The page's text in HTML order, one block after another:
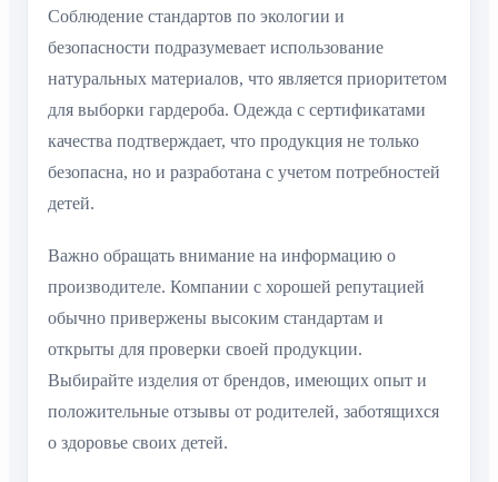
Соблюдение стандартов по экологии и
безопасности подразумевает использование
натуральных материалов, что является приоритетом
для выборки гардероба. Одежда с сертификатами
качества подтверждает, что продукция не только
безопасна, но и разработана с учетом потребностей
детей.
Важно обращать внимание на информацию о
производителе. Компании с хорошей репутацией
обычно привержены высоким стандартам и
открыты для проверки своей продукции.
Выбирайте изделия от брендов, имеющих опыт и
положительные отзывы от родителей, заботящихся
о здоровье своих детей.